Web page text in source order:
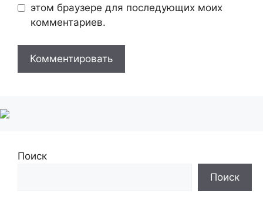
этом браузере для последующих моих
комментариев.
Поиск
Поиск